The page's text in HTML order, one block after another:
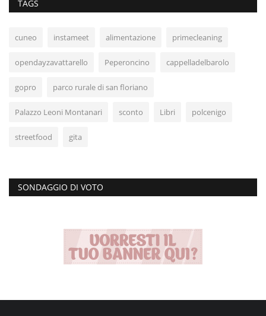
TAGS
cuneo instameet alimentazione primecleaning
opendayzavattarello Peperoncino cappelladelbarolo
gopro parco rurale di san floriano
Palazzo Leoni Montanari sconto Libri polcenigo
streetfood gita
SONDAGGIO DI VOTO